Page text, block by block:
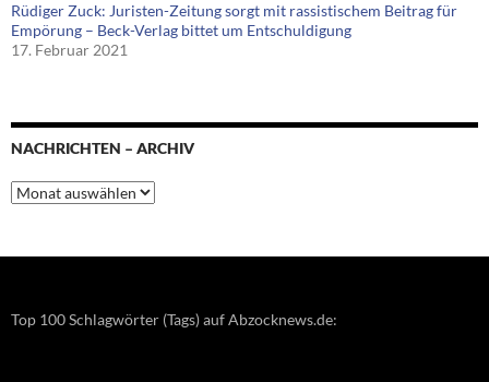
Rüdiger Zuck: Juristen-Zeitung sorgt mit rassistischem Beitrag für
Empörung – Beck-Verlag bittet um Entschuldigung
17. Februar 2021
NACHRICHTEN – ARCHIV
Nachrichten
–
Top 100 Schlagwörter (Tags) auf Abzocknews.de: